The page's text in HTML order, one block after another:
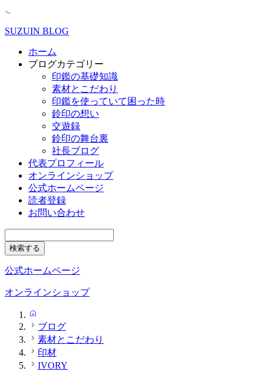
SUZUIN BLOG
ホーム
ブログカテゴリー
印鑑の基礎知識
素材とこだわり
印鑑を使っていて困った時
鈴印の想い
交遊録
鈴印の舞台裏
社長ブログ
代表プロフィール
オンラインショップ
公式ホームページ
読者登録
お問い合わせ
公式ホームページ
オンラインショップ
ブログ
素材とこだわり
印材
IVORY